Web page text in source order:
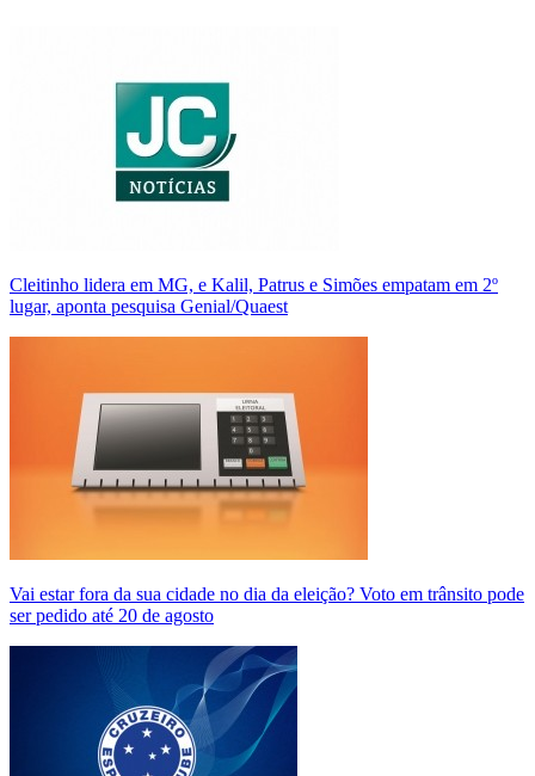
Cleitinho lidera em MG, e Kalil, Patrus e Simões empatam em 2º
lugar, aponta pesquisa Genial/Quaest
Vai estar fora da sua cidade no dia da eleição? Voto em trânsito pode
ser pedido até 20 de agosto